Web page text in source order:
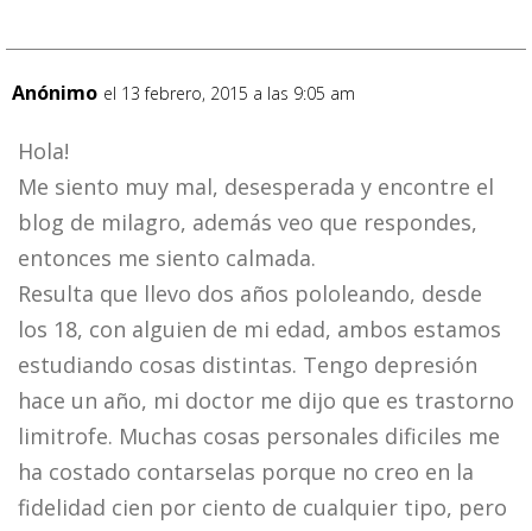
Anónimo el 13 febrero, 2015 a las 9:05 am
Hola!
Me siento muy mal, desesperada y encontre el
blog de milagro, además veo que respondes,
entonces me siento calmada.
Resulta que llevo dos años pololeando, desde
los 18, con alguien de mi edad, ambos estamos
estudiando cosas distintas. Tengo depresión
hace un año, mi doctor me dijo que es trastorno
limitrofe. Muchas cosas personales dificiles me
ha costado contarselas porque no creo en la
fidelidad cien por ciento de cualquier tipo, pero